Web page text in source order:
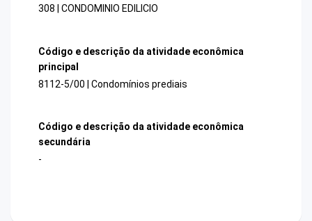
308 | CONDOMINIO EDILICIO
Código e descrição da atividade econômica
principal
8112-5/00 | Condomínios prediais
Código e descrição da atividade econômica
secundária
-